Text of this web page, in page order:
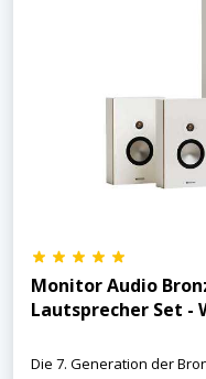
Monitor Audio
Lautsprecher Set -
Die 7. Generation der